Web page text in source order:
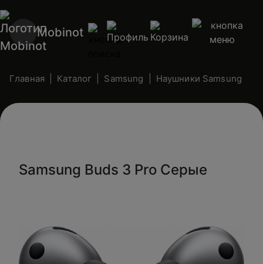
Mobinot
Главная Каталог Samsung Наушники Samsung
Samsung Buds 3 Pro Серые